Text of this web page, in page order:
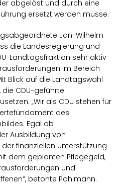
abgelöst und durch eine
ersetzt werden müsse.
Jan-Wilhelm
die Landesregierung und
Landtagsfraktion sehr aktiv
im Bereich
Blick auf die Landtagswahl
CDU-geführte
„Wir als CDU stehen für
des
Egal ob
Ausbildung von
finanziellen Unterstützung
dem geplanten Pflegegeld,
und
betonte Pohlmann.